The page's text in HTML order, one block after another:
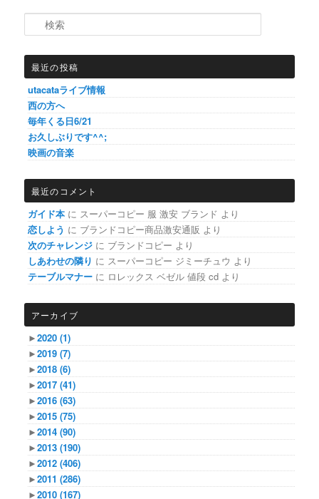
最近の投稿
utacataライブ情報
西の方へ
毎年くる日6/21
お久しぶりです^^;
映画の音楽
最近のコメント
ガイド本 に スーパーコピー 服 激安 ブランド より
恋しよう に ブランドコピー商品激安通販 より
次のチャレンジ に ブランドコピー より
しあわせの隣り に スーパーコピー ジミーチュウ より
テーブルマナー に ロレックス ベゼル 値段 cd より
アーカイブ
►2020(1)
►2019(7)
►2018(6)
►2017(41)
►2016(63)
►2015(75)
►2014(90)
►2013(190)
►2012(406)
►2011(286)
►2010(167)